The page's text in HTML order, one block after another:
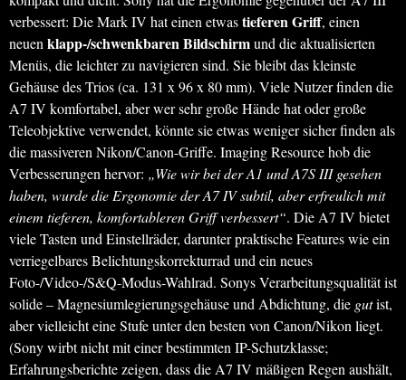
verbessert: Die Mark IV hat einen etwastieferen Griff, einen
neuenklapp-/schwenkbaren Bildschirmund die aktualisierten
Menüs, die leichter zu navigieren sind. Sie bleibt das kleinste
Gehäuse des Trios (ca. 131 x 96 x 80 mm). Viele Nutzer finden die
A7 IV komfortabel, aber wer sehr große Hände hat oder große
Teleobjektive verwendet, könnte sie etwas weniger sicher finden als
die massiveren Nikon/Canon-Griffe. Imaging Resource hob die
Verbesserungen hervor: „Wie wir bei der A1 und A7S III gesehen
haben, wurde die Ergonomie der A7 IV subtil, aber erfreulich mit
einem tieferen, komfortableren Griff verbessert“. Die A7 IV bietet
viele Tasten und Einstellräder, darunter praktische Features wie ein
verriegelbares Belichtungskorrekturrad und ein neues
Foto-/Video-/S&Q-Modus-Wahlrad. Sonys Verarbeitungsqualität ist
solide – Magnesiumlegierungsgehäuse und Abdichtung, die gutist,
aber vielleicht eine Stufe unter den besten von Canon/Nikon liegt.
(Sony wirbt nicht mit einer bestimmten IP-Schutzklasse;
Erfahrungsberichte zeigen, dass die A7 IV mäßigen Regen aushält,